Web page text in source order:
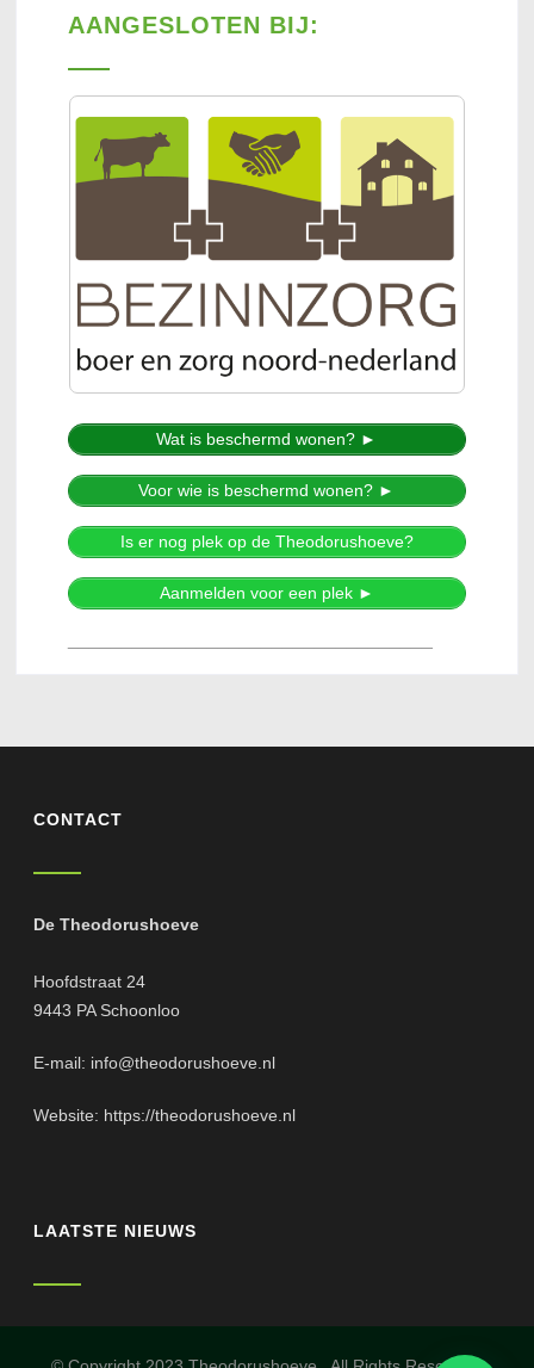
AANGESLOTEN BIJ:
Wat is beschermd wonen? ►
Voor wie is beschermd wonen? ►
Is er nog plek op de Theodorushoeve?
Aanmelden voor een plek ►
CONTACT
De Theodorushoeve
Hoofdstraat 24
9443 PA Schoonloo
E-mail: info@theodorushoeve.nl
Website: https://theodorushoeve.nl
LAATSTE NIEUWS